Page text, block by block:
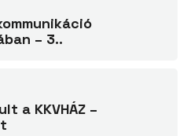
– 3..
a KKVHÁZ –